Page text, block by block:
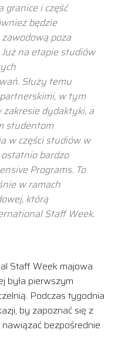
granice i część
będzie
poza
na etapie studiów
Służy temu
w tym
dydaktyki, a
studentom
w części studiów w
bardzo
Programs. To
w ramach
którą
Staff Week.
Staff Week majowa
była pierwszym
Podczas tygodnia
by zapoznać się z
bezpośrednie